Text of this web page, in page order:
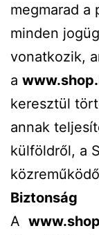
megmarad a
minden
vonatkozik,
a
keresztül
annak
külföldről, a
Biztonság
A